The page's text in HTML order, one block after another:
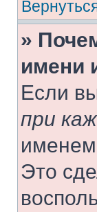
»
имени
Если
при
именем
Это